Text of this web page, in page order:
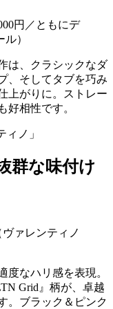
円／ともにデ
）
は、クラシックなダ
、そしてタブを巧み
上がりに。ストレー
好相性です。
ィノ」
群な味付け
ァレンティノ
度なハリ感を表現。
Grid』柄が、卓越
。ブラック＆ピンク